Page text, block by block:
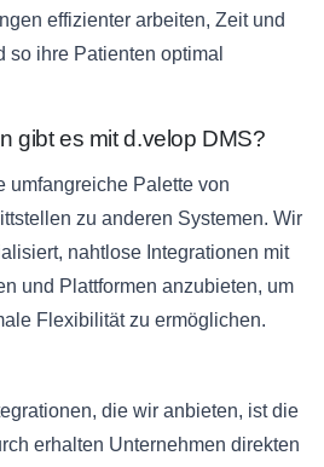
effizienter arbeiten, Zeit und
so ihre Patienten optimal
gibt es mit d.velop DMS?
umfangreiche Palette von
zu anderen Systemen. Wir
nahtlose Integrationen mit
und Plattformen anzubieten, um
Flexibilität zu ermöglichen.
die wir anbieten, ist die
erhalten Unternehmen direkten